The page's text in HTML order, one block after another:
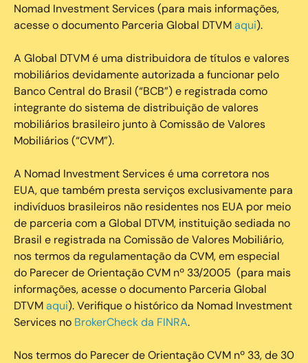
Nomad Investment Services (para mais informações,
acesse o documento Parceria Global DTVMaqui).
A Global DTVM é uma distribuidora de títulos e valores
mobiliários devidamente autorizada a funcionar pelo
Banco Central do Brasil (“BCB”) e registrada como
integrante do sistema de distribuição de valores
mobiliários brasileiro junto à Comissão de Valores
Mobiliários (“CVM”).
‍A Nomad Investment Services é uma corretora nos
EUA, que também presta serviços exclusivamente para
indivíduos brasileiros não residentes nos EUA por meio
de parceria com a Global DTVM, instituição sediada no
Brasil e registrada na Comissão de Valores Mobiliário,
nos termos da regulamentação da CVM, em especial
do Parecer de Orientação CVM nº 33/2005 (para mais
informações, acesse o documento Parceria Global
DTVMaqui). Verifique o histórico da Nomad Investment
Services no BrokerCheck da FINRA.
Nos termos do Parecer de Orientação CVM nº 33, de 30